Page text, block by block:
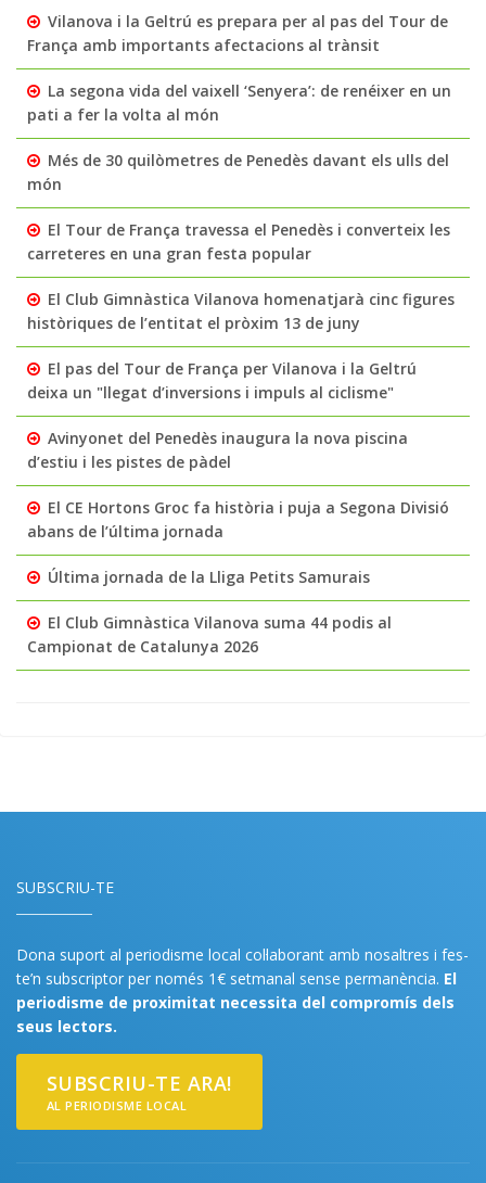
Vilanova i la Geltrú es prepara per al pas del Tour de
França amb importants afectacions al trànsit
La segona vida del vaixell ‘Senyera’: de renéixer en un
pati a fer la volta al món
Més de 30 quilòmetres de Penedès davant els ulls del
món
El Tour de França travessa el Penedès i converteix les
carreteres en una gran festa popular
El Club Gimnàstica Vilanova homenatjarà cinc figures
històriques de l’entitat el pròxim 13 de juny
El pas del Tour de França per Vilanova i la Geltrú
deixa un "llegat d’inversions i impuls al ciclisme"
Avinyonet del Penedès inaugura la nova piscina
d’estiu i les pistes de pàdel
El CE Hortons Groc fa història i puja a Segona Divisió
abans de l’última jornada
Última jornada de la Lliga Petits Samurais
El Club Gimnàstica Vilanova suma 44 podis al
Campionat de Catalunya 2026
SUBSCRIU-TE
Dona suport al periodisme local col·laborant amb nosaltres i fes-
te’n subscriptor per només 1€ setmanal sense permanència. El
periodisme de proximitat necessita del compromís dels
seus lectors.
SUBSCRIU-TE ARA!
AL PERIODISME LOCAL